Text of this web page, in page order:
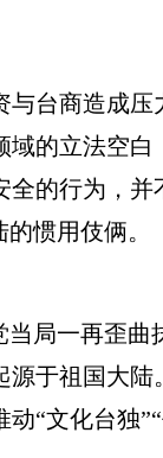
台商造成压
的立法空白
的行为，并
惯用伎俩。
局一再歪曲
于祖国大
“文化台独